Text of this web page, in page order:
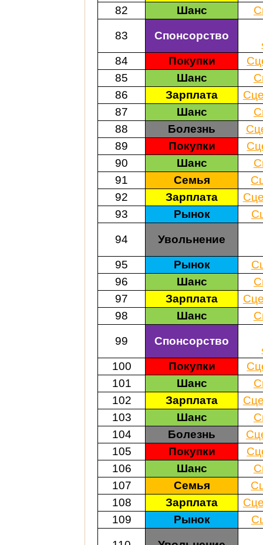
82
Шанс
83 Спонсорство
84
Покупки
85
Шанс
86
Зарплата
87
Шанс
88
Болезнь
89
Покупки
90
Шанс
91
Семья
92
Зарплата
93
Рынок
94 Увольнение
95 Рынок
96
Шанс
97
Зарплата
98
Шанс
99 Спонсорство
100
Покупки
101
Шанс
102
Зарплата
103
Шанс
104
Болезнь
105
Покупки
106
Шанс
107
Семья
108
Зарплата
109
Рынок